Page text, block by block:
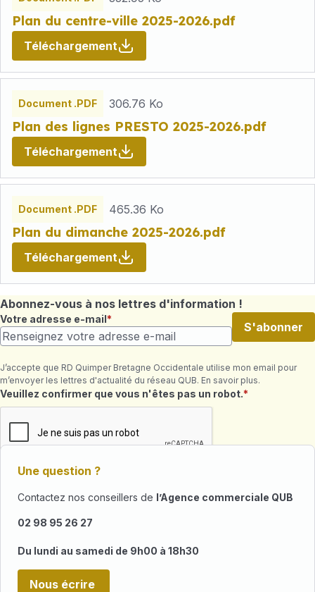
Plan du centre-ville 2025-2026.pdf
Téléchargement
Document .PDF 306.76 Ko
Plan des lignes PRESTO 2025-2026.pdf
Téléchargement
Document .PDF 465.36 Ko
Plan du dimanche 2025-2026.pdf
Téléchargement
Abonnez-vous à nos lettres d'information !
Votre adresse e-mail
S'abonner
J’accepte que RD Quimper Bretagne Occidentale utilise mon email pour
m’envoyer les lettres d'actualité du réseau QUB. En savoir plus.
Champ requis
Veuillez confirmer que vous n'êtes pas un robot.
Une question ?
Contactez nos conseillers de l’Agence commerciale QUB
02 98 95 26 27
Du lundi au samedi de 9h00 à 18h30
Nous écrire